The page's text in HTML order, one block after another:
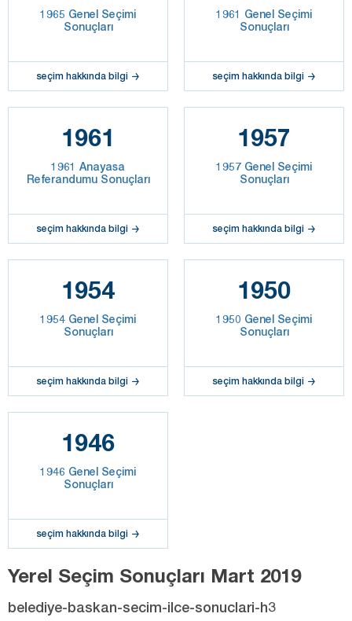
1965 Genel Seçimi
Sonuçları
seçim hakkında bilgi
1961 Genel Seçimi
Sonuçları
seçim hakkında bilgi
1961
1961 Anayasa
Referandumu Sonuçları
seçim hakkında bilgi
1957
1957 Genel Seçimi
Sonuçları
seçim hakkında bilgi
1954
1954 Genel Seçimi
Sonuçları
seçim hakkında bilgi
1950
1950 Genel Seçimi
Sonuçları
seçim hakkında bilgi
1946
1946 Genel Seçimi
Sonuçları
seçim hakkında bilgi
Yerel Seçim Sonuçları Mart 2019
belediye-baskan-secim-ilce-sonuclari-h3